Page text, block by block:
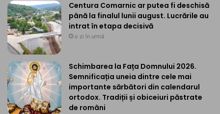
Centura Comarnic ar putea fi deschisă
până la finalul lunii august. Lucrările au
intrat în etapa decisivă
o zi în urmă
Schimbarea la Fața Domnului 2026.
Semnificația uneia dintre cele mai
importante sărbători din calendarul
ortodox. Tradiții și obiceiuri păstrate
de români